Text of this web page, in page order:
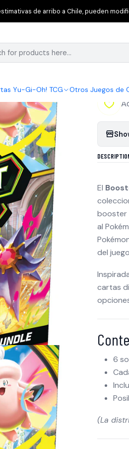
Yu-Gi-Oh! TCG Otros Juegos de
de arribo a Chile, pueden
Pokémon TCG Mega Evolution:
|
El
booster
al
del
cartas
6
(La